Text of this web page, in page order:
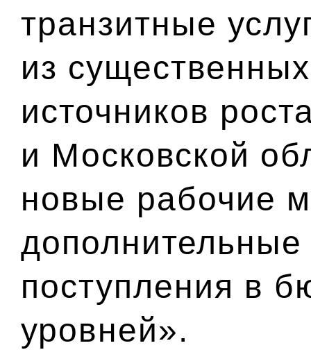
транзитные
из
источников
и Московской
новые рабочие
поступления в
уровней».